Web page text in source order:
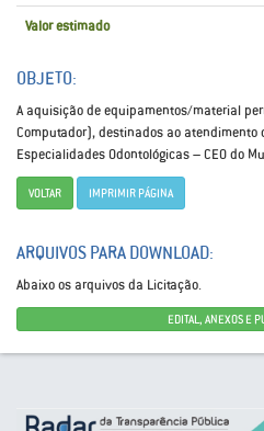
Valor estimado
OBJETO:
A aquisição de equipamentos/material
Computador), destinados ao atendimento
Especialidades Odontológicas – CEO do
VOLTAR IMPRIMIR PÁGINA
ARQUIVOS PARA DOWNLOAD:
Abaixo os arquivos da Licitação.
EDITAL, ANEXOS E